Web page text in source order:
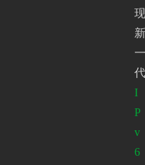
现
新
一
代
I
P
v
6